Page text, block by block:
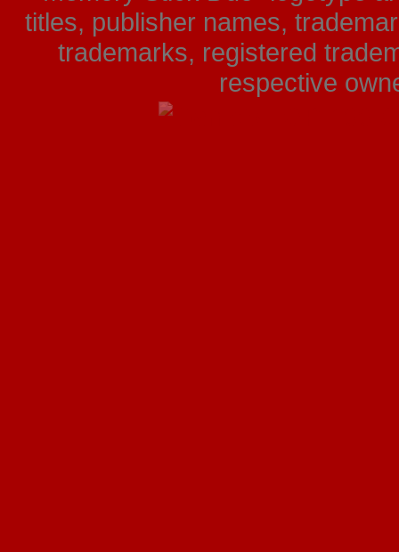
titles, publisher names,
trademarks, registered
respective